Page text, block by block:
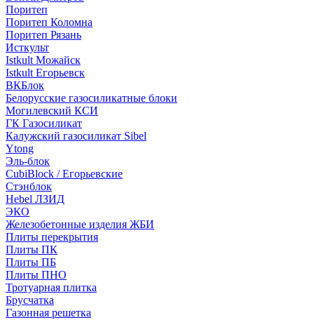
Поритеп
Поритеп Коломна
Поритеп Рязань
Исткульт
Istkult Можайск
Istkult Егорьевск
ВКБлок
Белорусские газосиликатные блоки
Могилевский КСИ
ГК Газосиликат
Калужский газосиликат Sibel
Ytong
Эль-блок
CubiBlock / Егорьевские
Стэнблок
Hebel ЛЗИД
ЭКО
Железобетонные изделия ЖБИ
Плиты перекрытия
Плиты ПК
Плиты ПБ
Плиты ПНО
Тротуарная плитка
Брусчатка
Газонная решетка